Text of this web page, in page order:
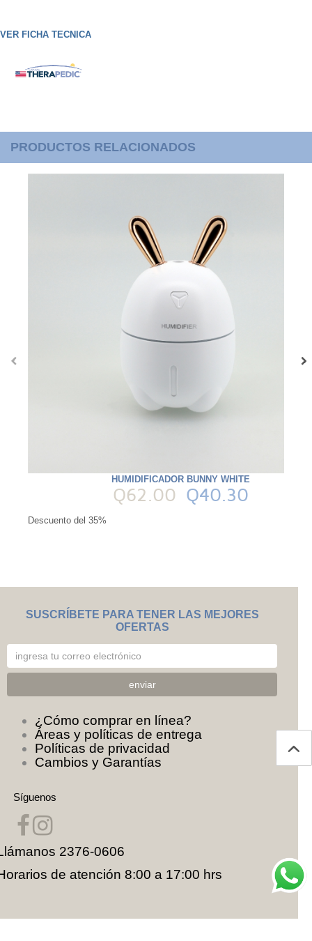
VER FICHA TECNICA
PRODUCTOS RELACIONADOS
HUMIDIFICADOR BUNNY WHITE
Q62.00 Q40.30
Descuento del 35%
‹ ›
SUSCRÍBETE PARA TENER LAS MEJORES
OFERTAS
¿Cómo comprar en línea?
Áreas y políticas de entrega
Políticas de privacidad
Cambios y Garantías
Síguenos
2376-0606
de atención 8:00 a 17:00 hrs